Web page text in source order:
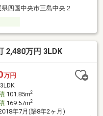
四国中央市三島中央２
2,480万円 3LDK
万円
3LDK
101.85m2
169.57m2
年7月(築8年2ヶ月)